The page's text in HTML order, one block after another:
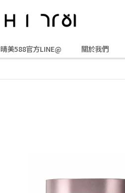
晴美588官方LINE@ 關於我們